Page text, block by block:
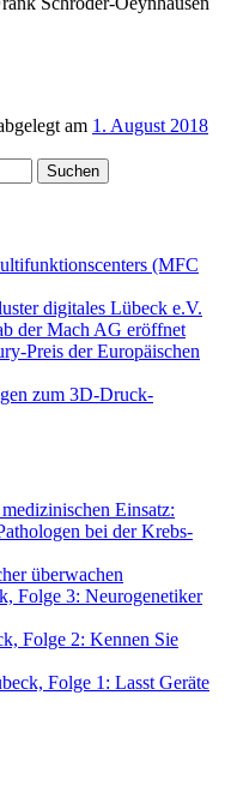
am 1. August 2018
(MFC
digitales Lübeck e.V.
der Mach AG eröffnet
Preis der Europäischen
zum 3D-Druck-
Einsatz:
bei der Krebs-
überwachen
Folge 3: Neurogenetiker
Folge 2: Kennen Sie
Folge 1: Lasst Geräte